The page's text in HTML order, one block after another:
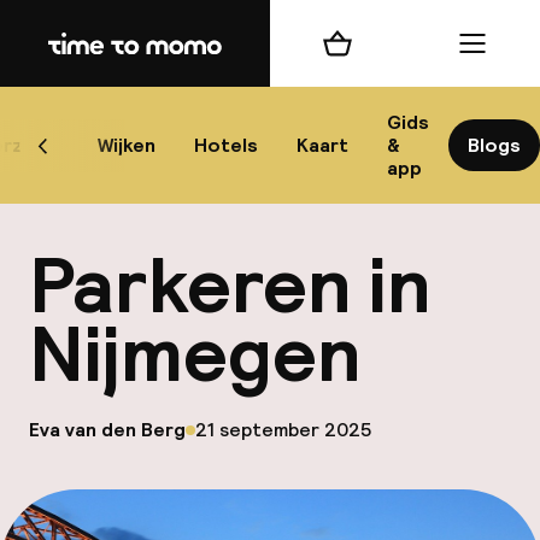
Home
Wijken Hotels Kaart
Gids
&
app
Blogs
Scroll naar links
Winkelmand Menu
Parkeren in
Nijmegen
Gepubliceerd door
Eva van den Berg op
21 september 2025